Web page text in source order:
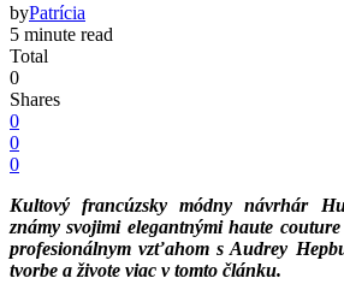
byPatrícia
5 minute read
Total
0
Shares
0
0
0
Kultový francúzsky módny návrhár
známy svojimi elegantnými haute
profesionálnym vzťahom s Audrey
tvorbe a živote viac v tomto článku.